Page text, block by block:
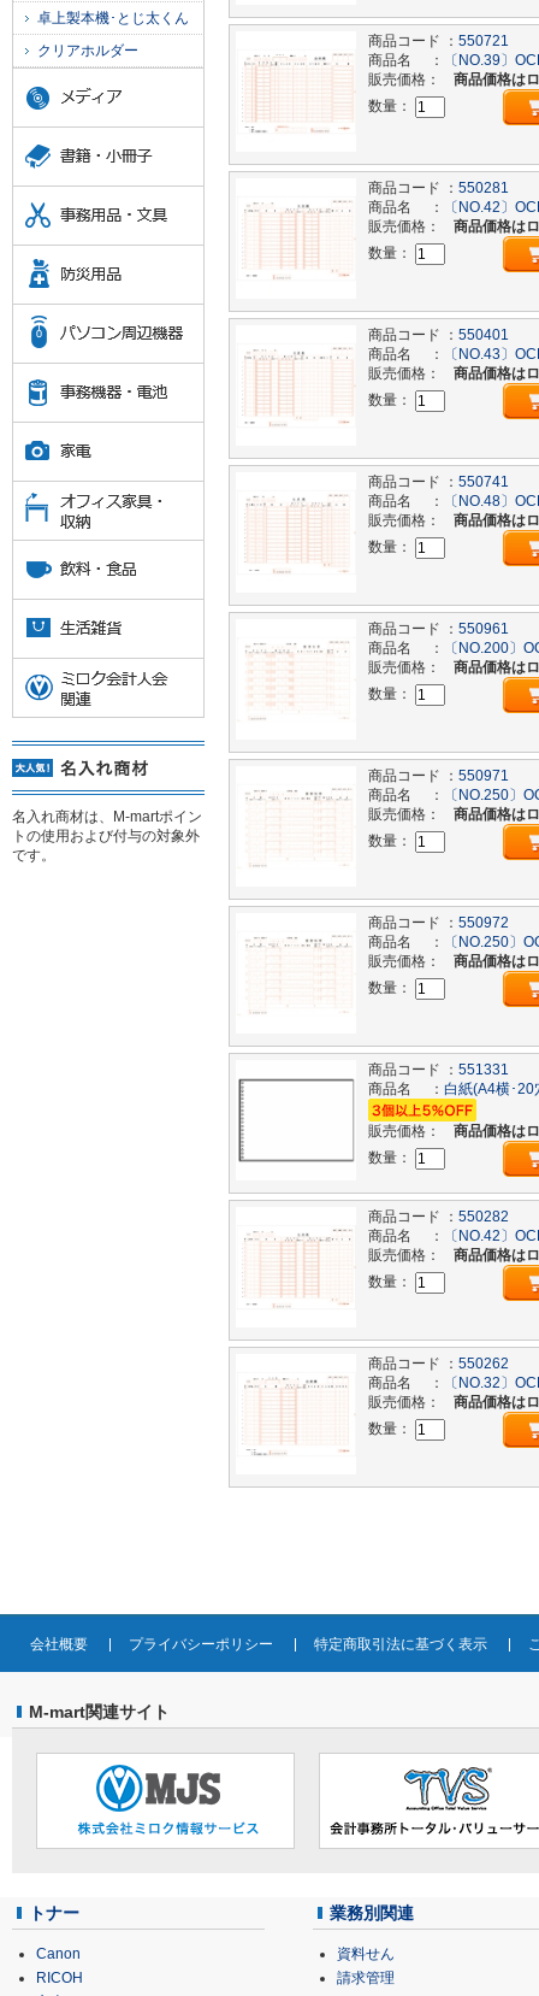
商品コード ： 550721
商品名 ：
〔NO.39〕
販売価格：
商品価格は
数量：
商品コード ： 550281
商品名 ：
〔NO.42〕
販売価格：
商品価格は
数量：
商品コード ： 550401
商品名 ：
〔NO.43〕
販売価格：
商品価格は
数量：
商品コード ： 550741
商品名 ：
〔NO.48〕
販売価格：
商品価格は
数量：
商品コード ： 550961
商品名 ：
〔NO.200〕
販売価格：
商品価格は
数量：
商品コード ： 550971
商品名 ：
〔NO.250〕
販売価格：
商品価格は
数量：
商品コード ： 550972
商品名 ：
〔NO.250〕
販売価格：
商品価格は
数量：
商品コード ： 551331
商品名 ： 白紙(A4横･
販売価格：
商品価格は
数量：
商品コード ： 550282
商品名 ：
〔NO.42〕
販売価格：
商品価格は
数量：
商品コード ： 550262
商品名 ：
〔NO.32〕
販売価格：
商品価格は
数量：
卓上製本機･とじ太くん
クリアホルダー
名入れ商材は、M-martポイン
トの使用および付与の対象外
です。
会社概要 プライバシーポリシー 特定商取引法に基づく表示
M-mart関連サイト
トナー
Canon
RICOH
業務別関連
資料せん
請求管理